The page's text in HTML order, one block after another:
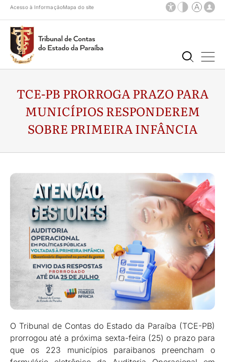
Acesso à InformaçãoMapa do site
TCE-PB PRORROGA PRAZO PARA
MUNICÍPIOS RESPONDEREM
SOBRE PRIMEIRA INFÂNCIA
O Tribunal de Contas do Estado da Paraíba (TCE-PB)
prorrogou até a próxima sexta-feira (25) o prazo para
que os 223 municípios paraibanos preencham o